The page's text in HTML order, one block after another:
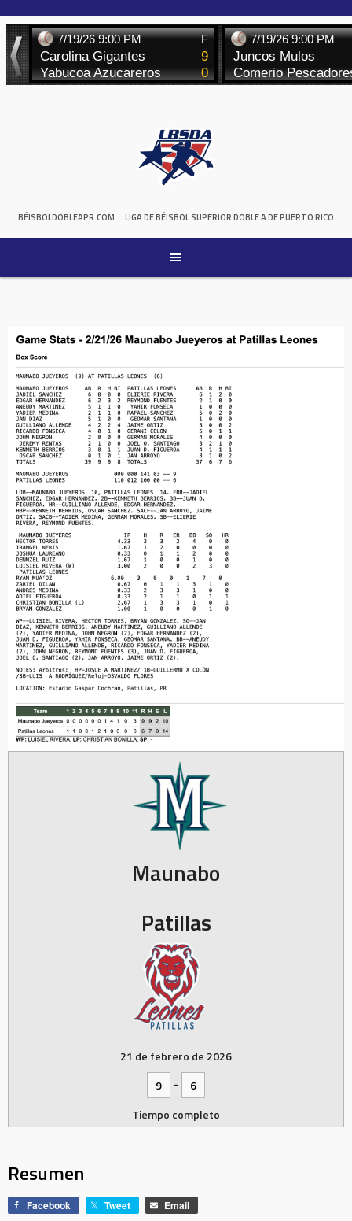
to
content
BÉISBOLDOBLEAPR.COM LIGA DE BÉISBOL SUPERIOR DOBLE A DE PUERTO RICO
Maunabo
Patillas
21 de febrero de 2026
9
-
6
Tiempo completo
Resumen
Facebook Tweet Email